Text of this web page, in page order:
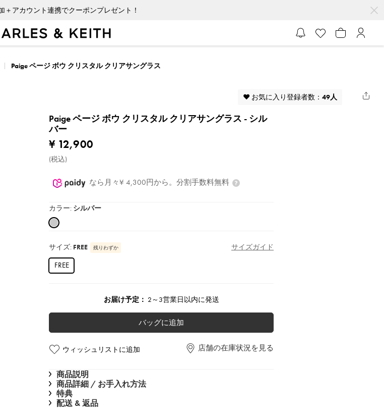
＋アカウント連携でクーポンプレゼント！
Paige ページ ボウ クリスタル クリアサングラス
♥ お気に入り登録者数： 49人
Paige ページ ボウ クリスタル クリアサングラス - シル
バー
¥ 12,900
(税込)
なら月々¥ 4,300円から。分割手数料無料
カラー: シルバー
サイズ: FREE 残りわずか サイズガイド
FREE
お届け予定： 2～3営業日以内に発送
バッグに追加
ウィッシュリストに追加 店舗の在庫状況を見る
商品説明
商品詳細 / お手入れ方法
特典
配送 & 返品